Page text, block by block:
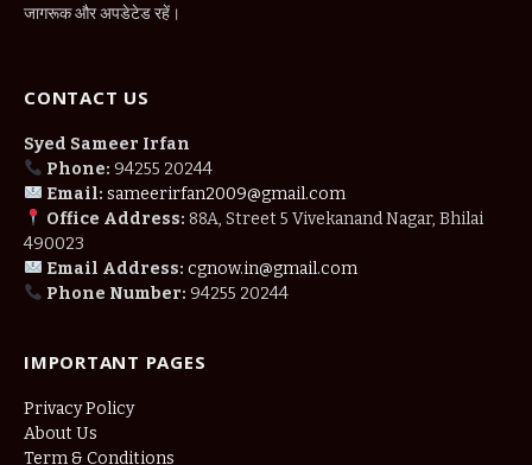
जागरूक और अपडेटेड रहें।
CONTACT US
Syed Sameer Irfan
Phone: 94255 20244
Email: sameerirfan2009@gmail.com
Office Address: 88A, Street 5 Vivekanand Nagar, Bhilai
490023
Email Address: cgnow.in@gmail.com
Phone Number: 94255 20244
IMPORTANT PAGES
Privacy Policy
About Us
Term & Conditions